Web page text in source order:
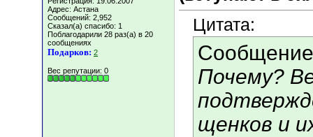
Адрес: Астана
Сообщений: 2,952
Сказал(а) спасибо: 1
Поблагодарили 28 раз(а) в 20
сообщениях
Подарков: 2
Вес репутации: 0
Цитата:
Почему?
щенков и